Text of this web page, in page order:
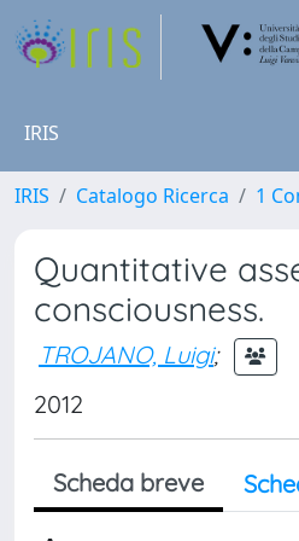
IRIS
IRIS Catalogo Ricerca 1
Quantitative
consciousness.
TROJANO, Luigi;
2012
Scheda breve